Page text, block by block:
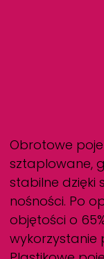
Obrotowe
sztaplowane,
stabilne dzięki
nośności. Po
objętości o
wykorzystanie